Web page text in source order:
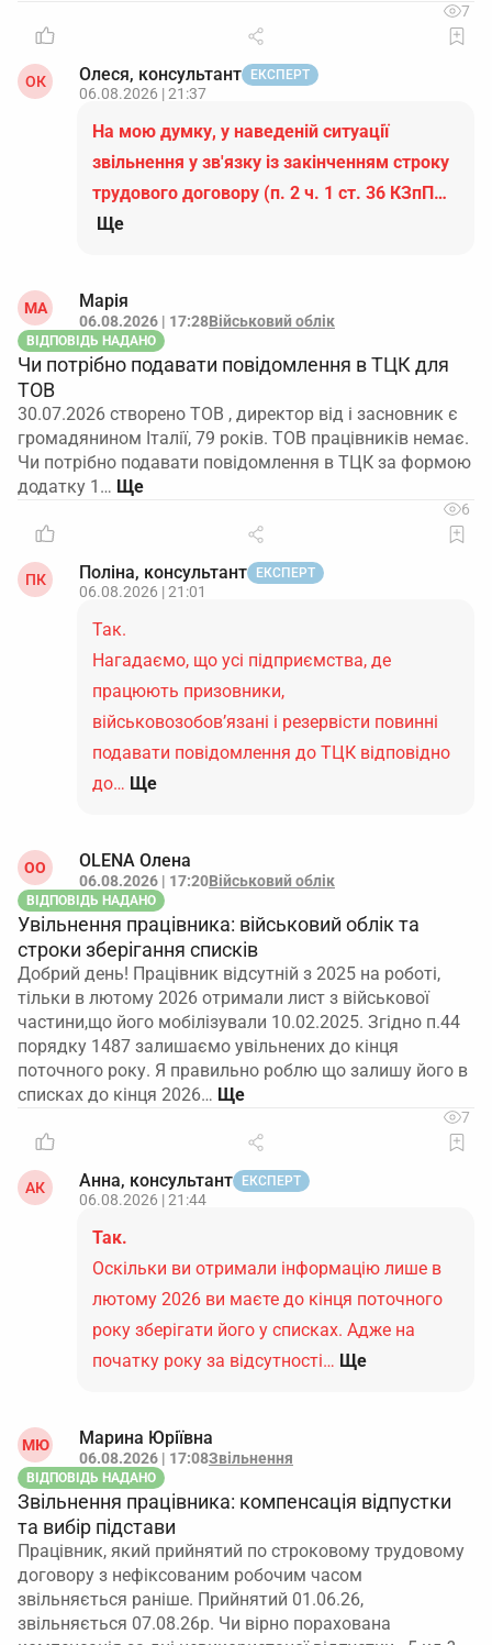
7
ОК Олеся, консультант ЕКСПЕРТ
06.08.2026 | 21:37
На мою думку, у наведеній ситуації
звільнення у зв'язку із закінченням строку
трудового договору (п. 2 ч. 1 ст. 36 КЗпП…
Ще
МА Марія
06.08.2026 | 17:28Військовий облік
ВІДПОВІДЬ НАДАНО
Чи потрібно подавати повідомлення в ТЦК для
ТОВ
30.07.2026 створено ТОВ , директор від і засновник є
громадянином Італії, 79 років. ТОВ працівників немає.
Чи потрібно подавати повідомлення в ТЦК за формою
додатку 1…
6
ПК Поліна, консультант ЕКСПЕРТ
06.08.2026 | 21:01
Так.
Нагадаємо, що усі підприємства, де
працюють призовники,
військовозобов’язані і резервісти повинні
подавати повідомлення до ТЦК відповідно
до… Ще
ОO OLENA Олена
06.08.2026 | 17:20Військовий облік
ВІДПОВІДЬ НАДАНО
Увільнення працівника: військовий облік та
строки зберігання списків
Добрий день! Працівник відсутній з 2025 на роботі,
тільки в лютому 2026 отримали лист з військової
частини,що його мобілізували 10.02.2025. Згідно п.44
порядку 1487 залишаємо увільнених до кінця
поточного року. Я правильно роблю що залишу його в
списках до кінця 2026…
7
АК Анна, консультант ЕКСПЕРТ
06.08.2026 | 21:44
Так.
Оскільки ви отримали інформацію лише в
лютому 2026 ви маєте до кінця поточного
року зберігати його у списках. Адже на
початку року за відсутності… Ще
МЮ Марина Юріївна
06.08.2026 | 17:08Звільнення
ВІДПОВІДЬ НАДАНО
Звільнення працівника: компенсація відпустки
та вибір підстави
Працівник, який прийнятий по строковому трудовому
договору з нефіксованим робочим часом
звільняється раніше. Прийнятий 01.06.26,
звільняється 07.08.26р. Чи вірно порахована